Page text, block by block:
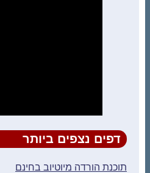
דפים נצפים ביותר
תוכנת הורדה מיוטיוב בחינם